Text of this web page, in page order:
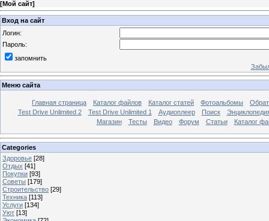
[Мой сайт]
Вход на сайт
Логин:
Пароль:
запомнить
Меню сайта
Главная страница Каталог файлов Каталог статей Фотоальбомы
Test Drive Unlimited 2
Test Drive Unlimited 1 Аудиоплеер Поиск
Магазин
Тесты Видео Форум Статьи Каталог
Categories
Здоровье [28]
Отдых [41]
Покупки [93]
Советы [179]
Строительство [29]
Техника [113]
Услуги [134]
Уют [13]